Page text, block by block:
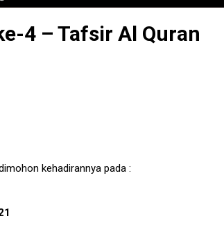
4 – Tafsir Al Quran
kehadirannya pada :